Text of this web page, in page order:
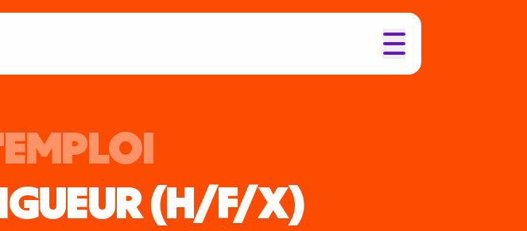
(H/F/X)